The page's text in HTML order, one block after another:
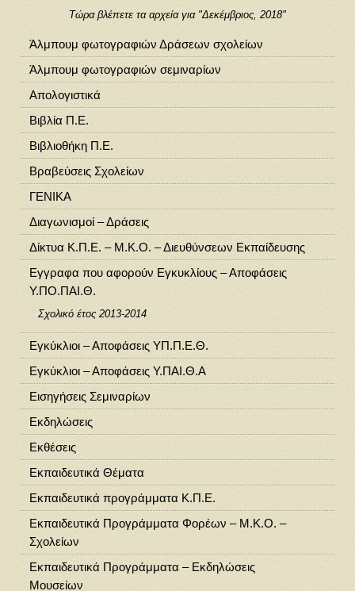
Τώρα βλέπετε τα αρχεία για "Δεκέμβριος, 2018"
Άλμπουμ φωτογραφιών Δράσεων σχολείων
Άλμπουμ φωτογραφιών σεμιναρίων
Απολογιστικά
Βιβλία Π.Ε.
Βιβλιοθήκη Π.Ε.
Βραβεύσεις Σχολείων
ΓΕΝΙΚΑ
Διαγωνισμοί – Δράσεις
Δίκτυα Κ.Π.Ε. – Μ.Κ.Ο. – Διευθύνσεων Εκπαίδευσης
Εγγραφα που αφορούν Εγκυκλίους – Αποφάσεις
Υ.ΠΟ.ΠΑΙ.Θ.
Σχολικό έτος 2013-2014
Εγκύκλιοι – Αποφάσεις ΥΠ.Π.Ε.Θ.
Εγκύκλιοι – Αποφάσεις Υ.ΠΑΙ.Θ.Α
Εισηγήσεις Σεμιναρίων
Εκδηλώσεις
Εκθέσεις
Εκπαιδευτικά Θέματα
Εκπαιδευτικά προγράμματα Κ.Π.Ε.
Εκπαιδευτικά Προγράμματα Φορέων – Μ.Κ.Ο. –
Σχολείων
Εκπαιδευτικά Προγράμματα – Εκδηλώσεις
Μουσείων